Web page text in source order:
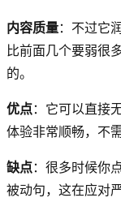
内容质量：不过它
比前面几个要弱很
的。
优点：它可以直接
体验非常顺畅，不
缺点：很多时候你
被动句，这在应对